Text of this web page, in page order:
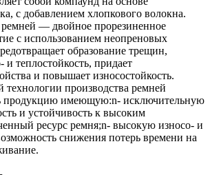
с добавлением хлопкового волокна.
— двойное прорезиненное
с использованием неопреновых
образование трещин,
и теплостойкость, придает
и повышает износостойкость.
производства ремней
продукцию имеющую:n- исключительную
и устойчивость к высоким
ресурс ремня;n- высокую износо- и
снижения потерь времени на